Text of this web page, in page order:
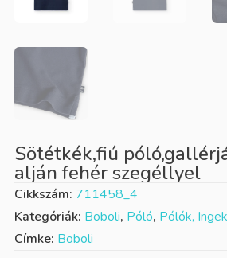
Sötétkék,fiú
alján fehér szegéllyel
Cikkszám: 711458_4
Kategóriák: Boboli, Póló, Pólók, Ingek
Címke: Boboli